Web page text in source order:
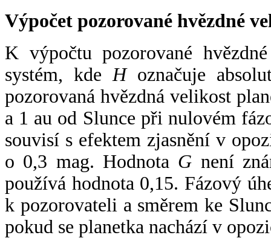
Výpočet pozorované hvězdné
K výpočtu pozorované
systém, kde Hoznačuje
pozorovaná hvězdná velikost
a 1 au od Slunce při nulovém
souvisí s efektem zjasnění v
o 0,3 mag. Hodnota G není
používá hodnota 0,15. Fázový
k pozorovateli a směrem ke
pokud se planetka nachází v